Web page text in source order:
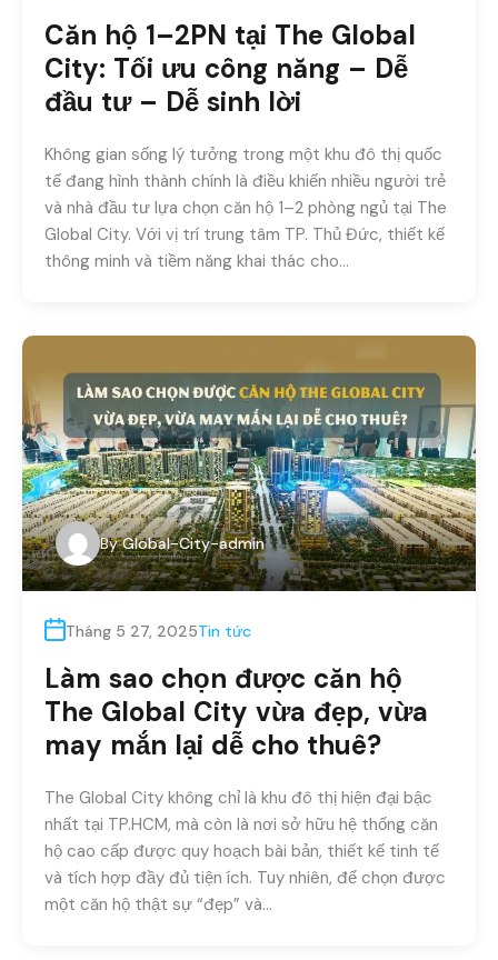
Căn hộ 1–2PN tại The Global
City: Tối ưu công năng – Dễ
đầu tư – Dễ sinh lời
Không gian sống lý tưởng trong một khu đô thị quốc
tế đang hình thành chính là điều khiến nhiều người trẻ
và nhà đầu tư lựa chọn căn hộ 1–2 phòng ngủ tại The
Global City. Với vị trí trung tâm TP. Thủ Đức, thiết kế
thông minh và tiềm năng khai thác cho…
By Global-City-admin
Tháng 5 27, 2025Tin tức
Làm sao chọn được căn hộ
The Global City vừa đẹp, vừa
may mắn lại dễ cho thuê?
The Global City không chỉ là khu đô thị hiện đại bậc
nhất tại TP.HCM, mà còn là nơi sở hữu hệ thống căn
hộ cao cấp được quy hoạch bài bản, thiết kế tinh tế
và tích hợp đầy đủ tiện ích. Tuy nhiên, để chọn được
một căn hộ thật sự “đẹp” và…